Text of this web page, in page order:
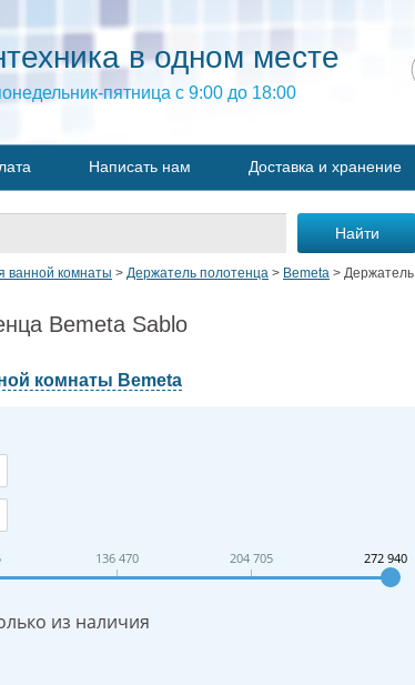
в одном месте
пятница с 9:00 до 18:00
Написать нам Доставка и хранение
ванной комнаты > Держатель полотенца > Bemeta > Держатель
Bemeta Sablo
комнаты Bemeta
136 470 204 705 272 940
из наличия